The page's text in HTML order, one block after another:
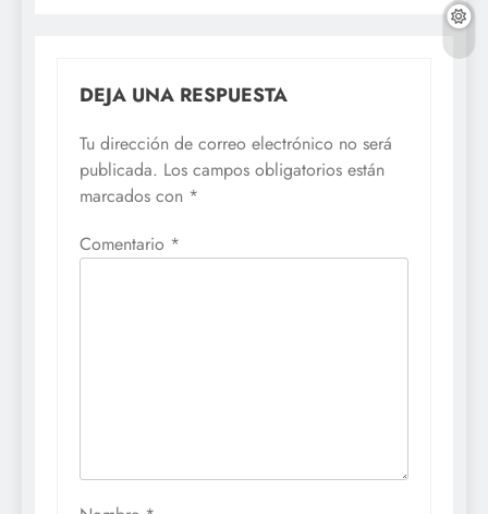
DEJA UNA RESPUESTA
Tu dirección de correo electrónico no será
publicada. Los campos obligatorios están
marcados con *
Comentario *